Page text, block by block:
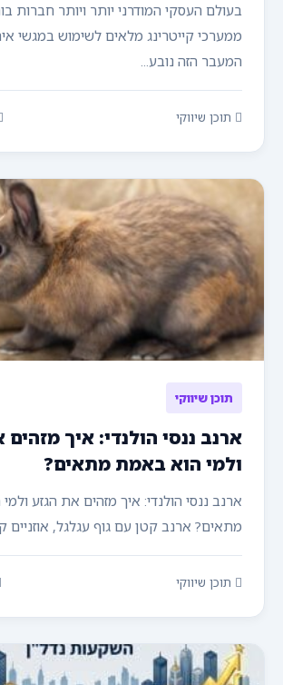
בעולם העסקי המודרני יותר ויותר חברות
ממערכי קייטרינג מלאים לשימוש במגשי
המעבר הזה נובע...
תוכן שיווקי
תוכן שיווקי
ארנב ננסי הולנדי: איך מזהים
ולמי הוא באמת מתאים?
ארנב ננסי הולנדי: איך מזהים את הגזע
מתאים? ארנב קטן עם גוף עגלגל, אוזניים
תוכן שיווקי